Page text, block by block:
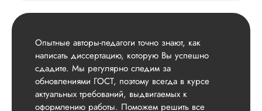
Опытные авторы-педагоги точно знают, как
написать диссертацию, которую Вы успешно
сдадите. Мы регулярно следим за
обновлениями ГОСТ, поэтому всегда в курсе
актуальных требований, выдвигаемых к
оформлению работы. Поможем решить все